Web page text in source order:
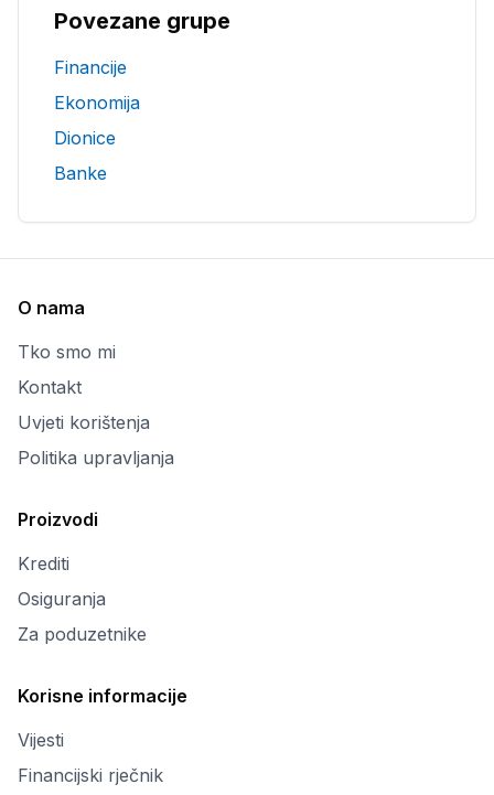
Povezane grupe
Financije
Ekonomija
Dionice
Banke
O nama
Tko smo mi
Kontakt
Uvjeti korištenja
Politika upravljanja
Proizvodi
Krediti
Osiguranja
Za poduzetnike
Korisne informacije
Vijesti
Financijski rječnik